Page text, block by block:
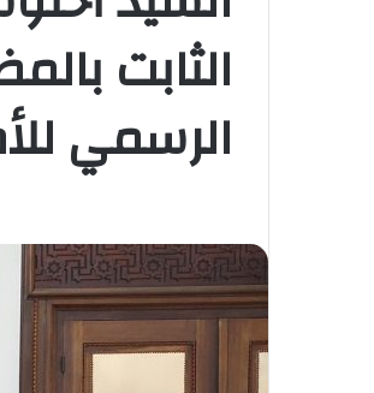
الثابت
الرسمي